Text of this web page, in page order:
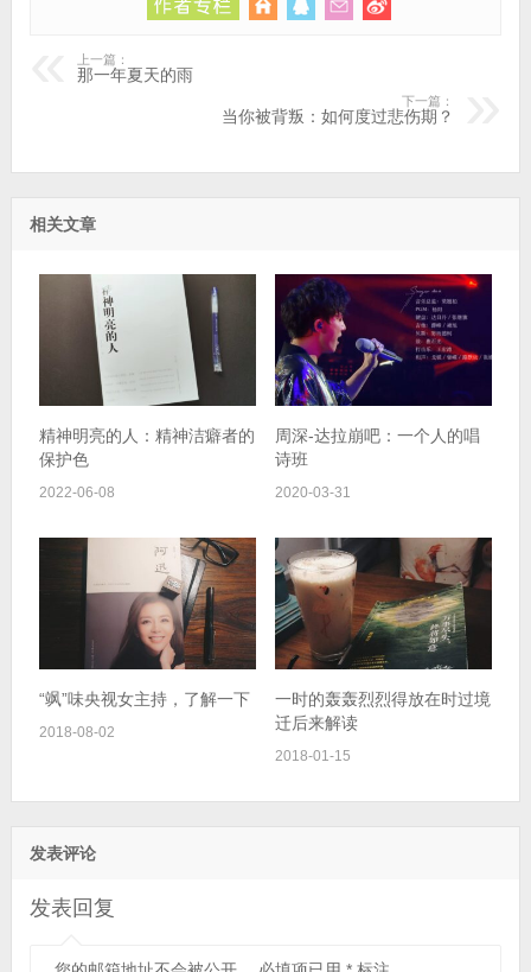
上一篇：
那一年夏天的雨
下一篇：
当你被背叛：如何度过悲伤期？
相关文章
精神明亮的人：精神洁癖者的
保护色
2022-06-08
周深-达拉崩吧：一个人的唱
诗班
2020-03-31
“飒”味央视女主持，了解一下
2018-08-02
一时的轰轰烈烈得放在时过境
迁后来解读
2018-01-15
发表评论
发表回复